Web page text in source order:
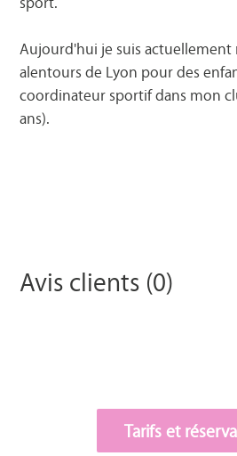
Aujourd'hui je suis
alentours de Lyon pour des
coordinateur sportif dans mon
ans).
Avis clients (0)
Tarifs et